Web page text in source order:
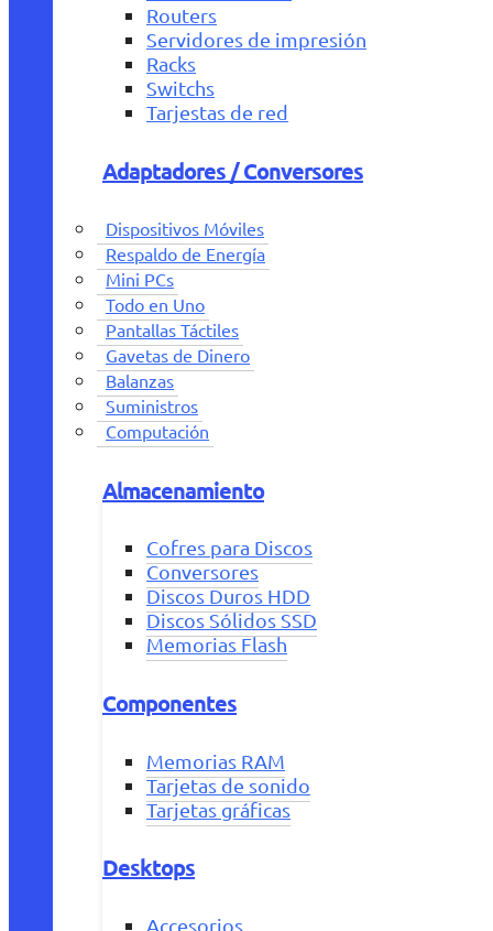
Routers
Servidores de impresión
Racks
Switchs
Tarjestas de red
Adaptadores / Conversores
Dispositivos Móviles
Respaldo de Energía
Mini PCs
Todo en Uno
Pantallas Táctiles
Gavetas de Dinero
Balanzas
Suministros
Computación
Almacenamiento
Cofres para Discos
Conversores
Discos Duros HDD
Discos Sólidos SSD
Memorias Flash
Componentes
Memorias RAM
Tarjetas de sonido
Tarjetas gráficas
Desktops
Accesorios